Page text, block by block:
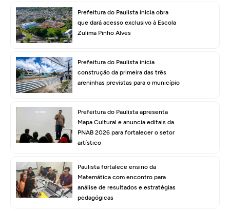
Prefeitura do Paulista inicia obra
que dará acesso exclusivo à Escola
Zulima Pinho Alves
Prefeitura do Paulista inicia
construção da primeira das três
areninhas previstas para o município
Prefeitura do Paulista apresenta
Mapa Cultural e anuncia editais da
PNAB 2026 para fortalecer o setor
artístico
Paulista fortalece ensino da
Matemática com encontro para
análise de resultados e estratégias
pedagógicas